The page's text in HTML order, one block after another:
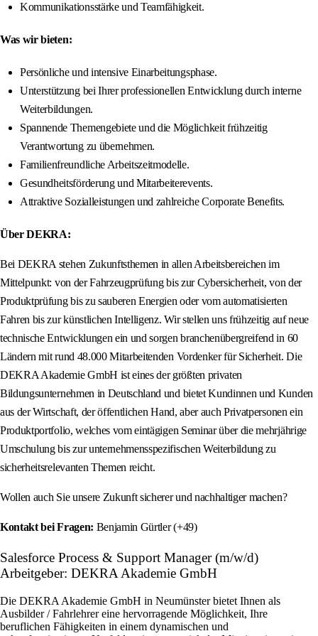
Kommunikationsstärke und Teamfähigkeit.
Was wir bieten:
Persönliche und intensive Einarbeitungsphase.
Unterstützung bei Ihrer professionellen Entwicklung durch interne
Weiterbildungen.
Spannende Themengebiete und die Möglichkeit frühzeitig
Verantwortung zu übernehmen.
Familienfreundliche Arbeitszeitmodelle.
Gesundheitsförderung und Mitarbeiterevents.
Attraktive Sozialleistungen und zahlreiche Corporate Benefits.
Über DEKRA:
Bei DEKRA stehen Zukunftsthemen in allen Arbeitsbereichen im
Mittelpunkt: von der Fahrzeugprüfung bis zur Cybersicherheit, von der
Produktprüfung bis zu sauberen Energien oder vom automatisierten
Fahren bis zur künstlichen Intelligenz. Wir stellen uns frühzeitig auf neue
technische Entwicklungen ein und sorgen branchenübergreifend in 60
Ländern mit rund 48.000 Mitarbeitenden Vordenker für Sicherheit. Die
DEKRA Akademie GmbH ist eines der größten privaten
Bildungsunternehmen in Deutschland und bietet Kundinnen und Kunden
aus der Wirtschaft, der öffentlichen Hand, aber auch Privatpersonen ein
Produktportfolio, welches vom eintägigen Seminar über die mehrjährige
Umschulung bis zur unternehmensspezifischen Weiterbildung zu
sicherheitsrelevanten Themen reicht.
Wollen auch Sie unsere Zukunft sicherer und nachhaltiger machen?
Kontakt bei Fragen: Benjamin Gürtler (+49)
Salesforce Process & Support Manager (m/w/d)
Arbeitgeber: DEKRA Akademie GmbH
Die DEKRA Akademie GmbH in Neumünster bietet Ihnen als
Ausbilder / Fahrlehrer eine hervorragende Möglichkeit, Ihre
beruflichen Fähigkeiten in einem dynamischen und